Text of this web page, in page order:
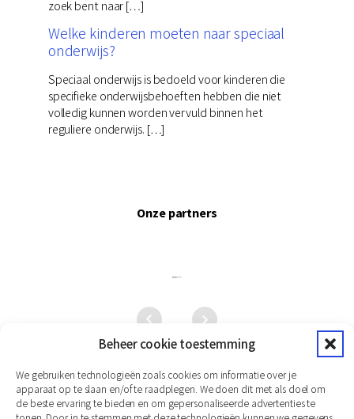
Beheer cookie toestemming
We gebruiken technologieën zoals cookies om informatie over je
apparaat op te slaan en/of te raadplegen. We doen dit met als doel om
de beste ervaring te bieden en om gepersonaliseerde advertenties te
zoek bent naar […]
Welke kinderen moeten naar speciaal
onderwijs?
Speciaal onderwijs is bedoeld voor kinderen die
specifieke onderwijsbehoeften hebben die niet
volledig kunnen worden vervuld binnen het
reguliere onderwijs. […]
Onze partners